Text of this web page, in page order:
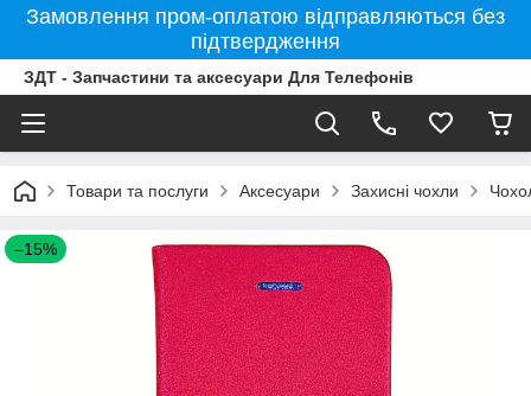
Замовлення пром-оплатою відправляються без
підтвердження
ЗДТ - Запчастини та аксесуари Для Телефонів
Товари та послуги Аксесуари Захисні чохли
–15%